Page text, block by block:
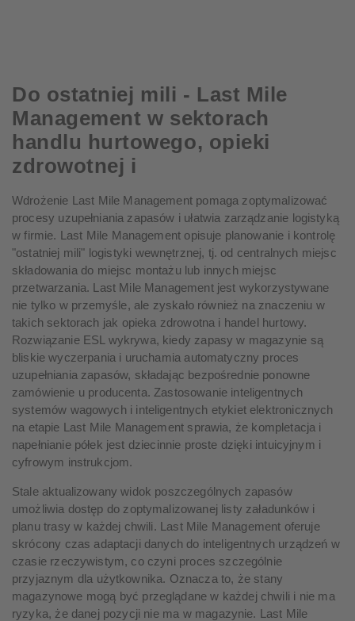
Do ostatniej mili - Last Mile
Management w sektorach
handlu hurtowego, opieki
zdrowotnej i
Wdrożenie Last Mile Management pomaga zoptymalizować
procesy uzupełniania zapasów i ułatwia zarządzanie logistyką
w firmie. Last Mile Management opisuje planowanie i kontrolę
"ostatniej mili" logistyki wewnętrznej, tj. od centralnych miejsc
składowania do miejsc montażu lub innych miejsc
przetwarzania. Last Mile Management jest wykorzystywane
nie tylko w przemyśle, ale zyskało również na znaczeniu w
takich sektorach jak opieka zdrowotna i handel hurtowy.
Rozwiązanie ESL wykrywa, kiedy zapasy w magazynie są
bliskie wyczerpania i uruchamia automatyczny proces
uzupełniania zapasów, składając bezpośrednie ponowne
zamówienie u producenta. Zastosowanie inteligentnych
systemów wagowych i inteligentnych etykiet elektronicznych
na etapie Last Mile Management sprawia, że kompletacja i
napełnianie półek jest dziecinnie proste dzięki intuicyjnym i
cyfrowym instrukcjom.
Stale aktualizowany widok poszczególnych zapasów
umożliwia dostęp do zoptymalizowanej listy załadunków i
planu trasy w każdej chwili. Last Mile Management oferuje
skrócony czas adaptacji danych do inteligentnych urządzeń w
czasie rzeczywistym, co czyni proces szczególnie
przyjaznym dla użytkownika. Oznacza to, że stany
magazynowe mogą być przeglądane w każdej chwili i nie ma
ryzyka, że danej pozycji nie ma w magazynie. Last Mile